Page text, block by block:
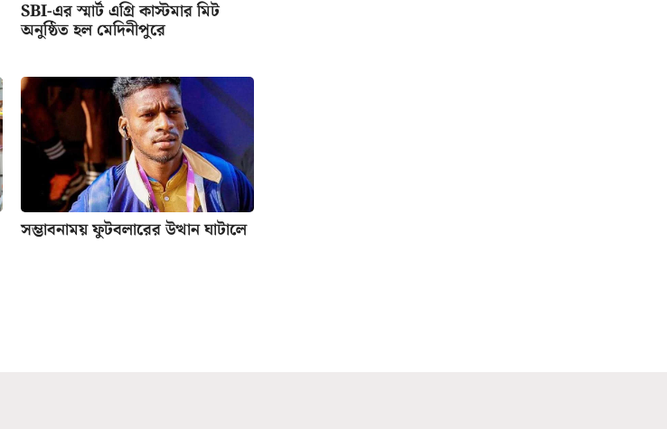
SBI-এর স্মার্ট এগ্রি কাস্টমার মিট
অনুষ্ঠিত হল মেদিনীপুরে
সম্ভাবনাময় ফুটবলারের উত্থান ঘাটালে